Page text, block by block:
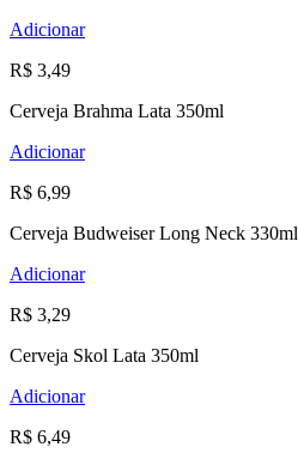
Adicionar
R$ 3,49
Cerveja Brahma Lata 350ml
Adicionar
R$ 6,99
Cerveja Budweiser Long Neck 330ml
Adicionar
R$ 3,29
Cerveja Skol Lata 350ml
Adicionar
R$ 6,49